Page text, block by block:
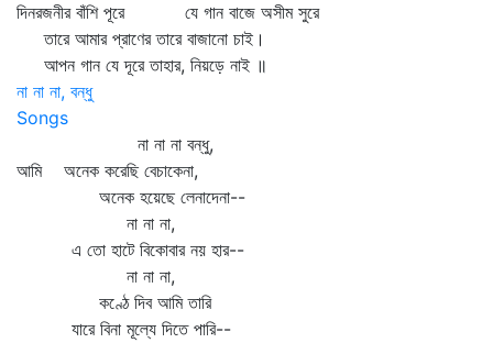
দিনরজনীর বাঁশি পূরে যে গান বাজে অসীম সুরে
তারে আমার প্রাণের তারে বাজানো চাই।
আপন গান যে দূরে তাহার, নিয়ড়ে নাই ॥
না না না, বন্ধু
Songs
না না না বন্ধু,
আমি অনেক করেছি বেচাকেনা,
অনেক হয়েছে লেনাদেনা--
না না না,
এ তো হাটে বিকোবার নয় হার--
না না না,
কণ্ঠে দিব আমি তারি
যারে বিনা মূল্যে দিতে পারি--